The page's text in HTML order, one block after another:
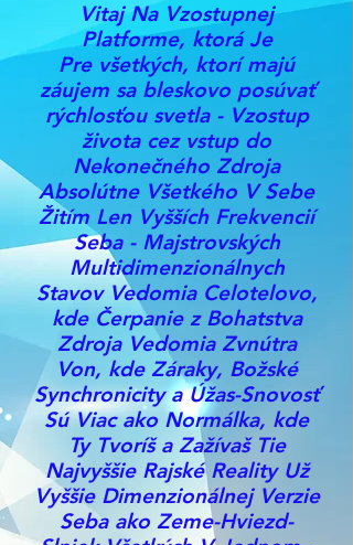
Vitaj Na Vzostupnej
Platforme, ktorá Je
Pre všetkých, ktorí majú
záujem sa bleskovo posúvať
rýchlosťou svetla - Vzostup
života cez vstup do
Nekonečného Zdroja
Absolútne Všetkého V Sebe
Žitím Len Vyšších Frekvencií
Seba - Majstrovských
Multidimenzionálnych
Stavov Vedomia Celotelovo,
kde Čerpanie z Bohatstva
Zdroja Vedomia Zvnútra
Von, kde Záraky, Božské
Synchronicity a Úžas-Snovosť
Sú Viac ako Normálka, kde
Ty Tvoríš a Zažívaš Tie
Najvyššie Rajské Reality Už
Vyššie Dimenzionálnej Verzie
Seba ako Zeme-Hviezd-